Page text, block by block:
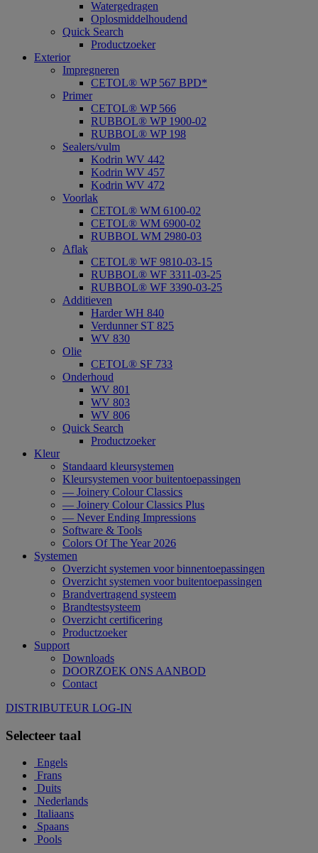
Watergedragen
Oplosmiddelhoudend
Quick Search
Productzoeker
Exterior
Impregneren
CETOL® WP 567 BPD*
Primer
CETOL® WP 566
RUBBOL® WP 1900-02
RUBBOL® WP 198
Sealers/vulm
Kodrin WV 442
Kodrin WV 457
Kodrin WV 472
Voorlak
CETOL® WM 6100-02
CETOL® WM 6900-02
RUBBOL WM 2980-03
Aflak
CETOL® WF 9810-03-15
RUBBOL® WF 3311-03-25
RUBBOL® WF 3390-03-25
Additieven
Harder WH 840
Verdunner ST 825
WV 830
Olie
CETOL® SF 733
Onderhoud
WV 801
WV 803
WV 806
Quick Search
Productzoeker
Kleur
Standaard kleursystemen
Kleursystemen voor buitentoepassingen
— Joinery Colour Classics
— Joinery Colour Classics Plus
— Never Ending Impressions
Software & Tools
Colors Of The Year 2026
Systemen
Overzicht systemen voor binnentoepassingen
Overzicht systemen voor buitentoepassingen
Brandvertragend systeem
Brandtestsysteem
Overzicht certificering
Productzoeker
Support
Downloads
DOORZOEK ONS AANBOD
Contact
DISTRIBUTEUR LOG-IN
Selecteer taal
Engels
Frans
Duits
Nederlands
Italiaans
Spaans
Pools